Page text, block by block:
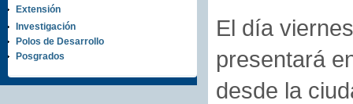
Extensión
Investigación
Polos de Desarrollo
Posgrados
El día
presentará
desde la